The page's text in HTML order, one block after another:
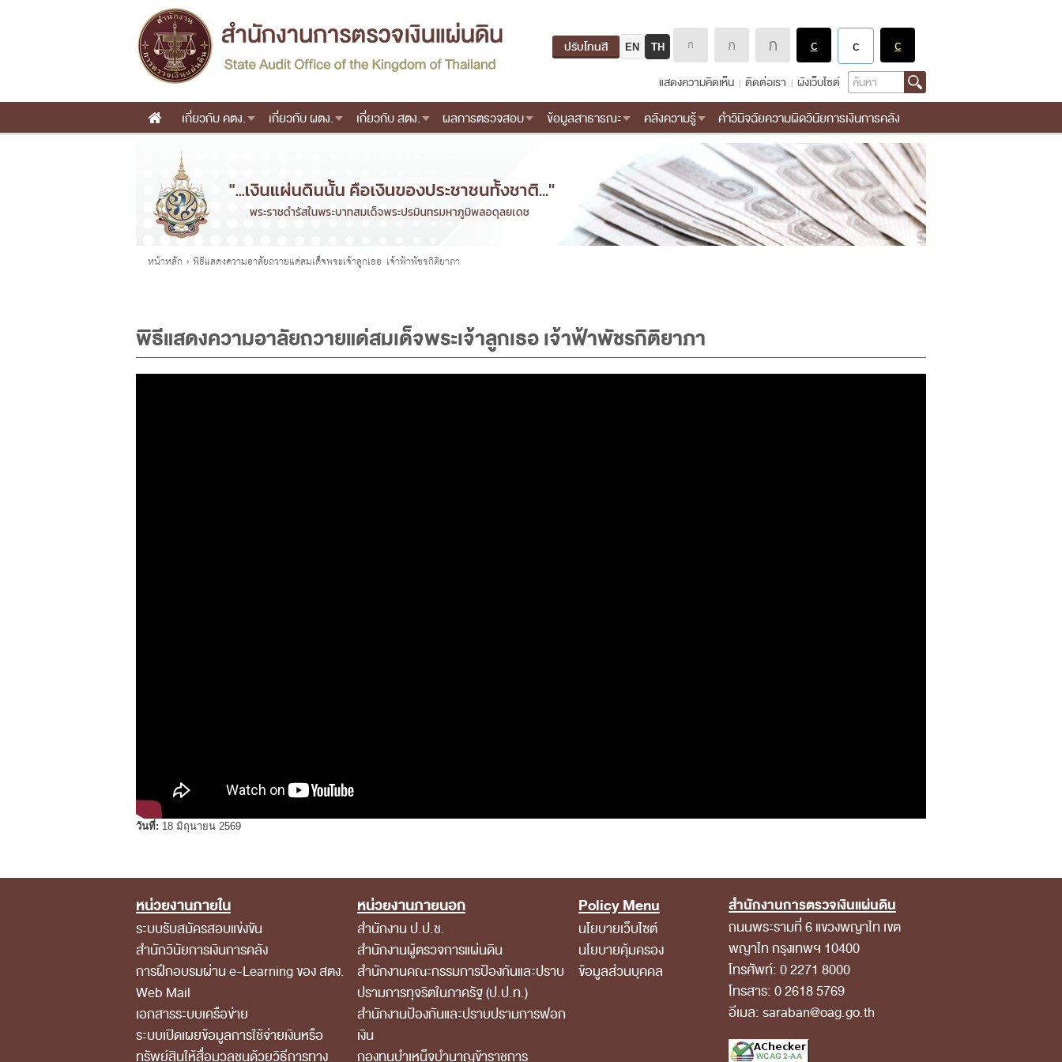
ปรับโทนสี EN TH
Search
แสดงความคิดเห็น ติดต่อเรา ผังเว็บไซต์
Main menu
เกี่ยวกับ คตง. เกี่ยวกับ ผตง. เกี่ยวกับ สตง. ผลการตรวจสอบ ข้อมูลสาธารณะ คลังความรู้ คำวินิจฉัยความผิดวินัยการเงินการคลัง
คุณอยู่ที่
หน้าหลัก › พิธีแสดงความอาลัยถวายแด่สมเด็จพระเจ้าลูกเธอ เจ้าฟ้าพัชรกิติยาภา
พิธีแสดงความอาลัยถวายแด่สมเด็จพระเจ้าลูกเธอ เจ้าฟ้าพัชรกิติยาภา
วันที่: 18 มิถุนายน 2569
Footer Menu
หน่วยงานภายใน
ระบบรับสมัครสอบแข่งขัน
สำนักวินัยการเงินการคลัง
การฝึกอบรมผ่าน e-Learning ของ สตง.
Web Mail
เอกสารระบบเครือข่าย
ระบบเปิดเผยข้อมูลการใช้จ่ายเงินหรือ
ทรัพย์สินให้สื่อมวลชนด้วยวิธีการทาง
หน่วยงานภายนอก
สำนักงาน ป.ป.ช.
สำนักงานผู้ตรวจการแผ่นดิน
สำนักงานคณะกรรมการป้องกันและปราบ
ปรามการทุจริตในภาครัฐ (ป.ป.ท.)
สำนักงานป้องกันและปราบปรามการฟอก
เงิน
กองทุนบำเหน็จบำนาญข้าราชการ
Policy Menu
นโยบายเว็บไซต์
นโยบายคุ้มครอง
ข้อมูลส่วนบุคคล
สำนักงานการตรวจเงินแผ่นดิน
ถนนพระรามที่ 6 แขวงพญาไท เขต
พญาไท กรุงเทพฯ 10400
โทรศัพท์: 0 2271 8000
โทรสาร: 0 2618 5769
อีเมล: saraban@oag.go.th